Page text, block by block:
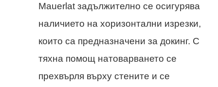
Mauerlat задължително се осигурява
наличието на хоризонтални изрезки,
които са предназначени за докинг. С
тяхна помощ натоварването се
прехвърля върху стените и се